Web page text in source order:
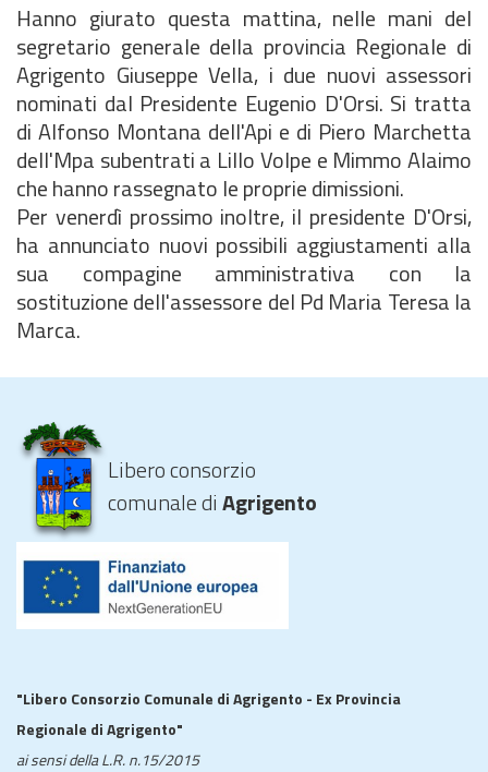
Hanno giurato questa mattina, nelle mani del
segretario generale della provincia Regionale di
Agrigento Giuseppe Vella, i due nuovi assessori
nominati dal Presidente Eugenio D'Orsi. Si tratta
di Alfonso Montana dell'Api e di Piero Marchetta
dell'Mpa subentrati a Lillo Volpe e Mimmo Alaimo
che hanno rassegnato le proprie dimissioni.
Per venerdì prossimo inoltre, il presidente D'Orsi,
ha annunciato nuovi possibili aggiustamenti alla
sua compagine amministrativa con la
sostituzione dell'assessore del Pd Maria Teresa la
Marca.
Libero consorzio
comunale diAgrigento
"Libero Consorzio Comunale di Agrigento - Ex Provincia
Regionale di Agrigento"
ai sensi della L.R. n.15/2015